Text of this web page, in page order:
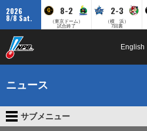
2026
8/8 Sat.
8-2
（東京ドーム）
試合終了
2-3
（横 浜）
7回裏
English
ニュース
サブメニュー